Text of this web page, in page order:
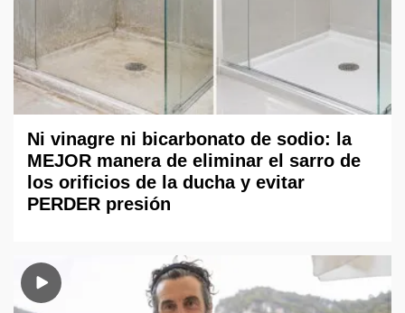
Ni vinagre ni bicarbonato de sodio: la
MEJOR manera de eliminar el sarro de
los orificios de la ducha y evitar
PERDER presión